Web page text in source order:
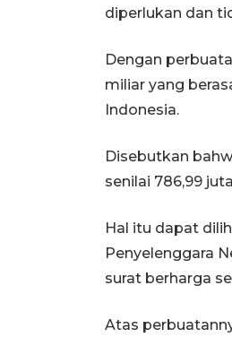
diperlukan dan
Dengan
miliar yang
Indonesia.
Disebutkan
senilai 786,99
Hal itu dapat
Penyelenggara
surat berharga
Atas